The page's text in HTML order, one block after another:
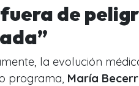
de
la evolución
programa, María